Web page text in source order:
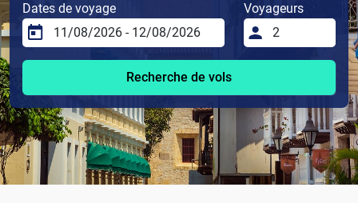
Dates de voyage Voyageurs
Recherche de vols